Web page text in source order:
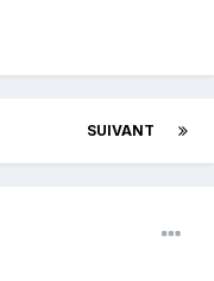
SUIVANT